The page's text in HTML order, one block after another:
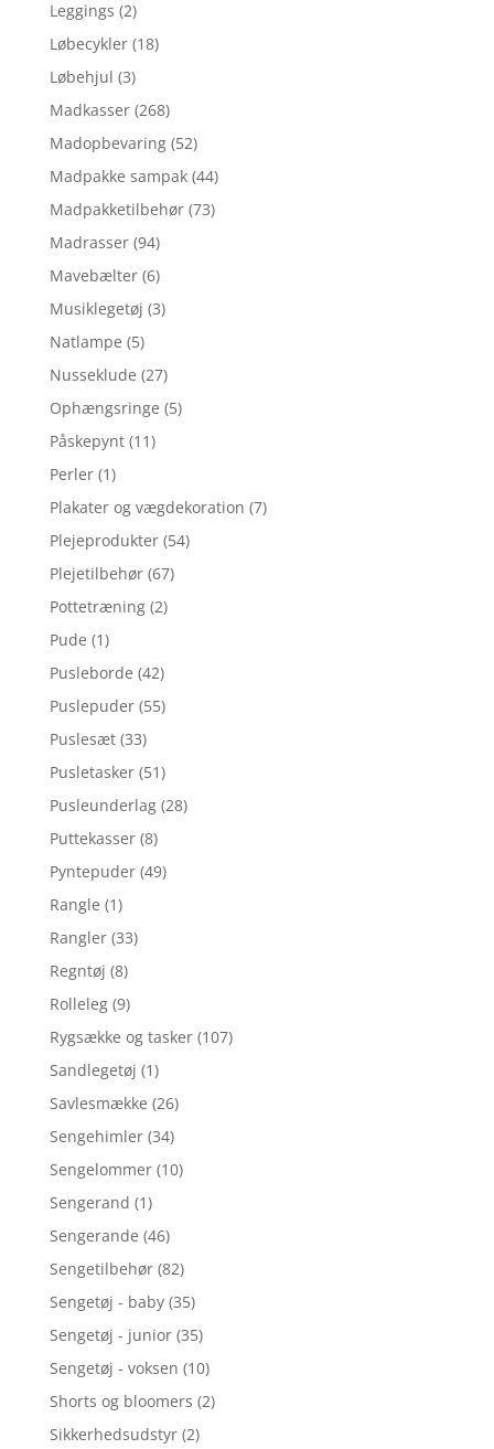
Leggings (2)
Løbecykler (18)
Løbehjul (3)
Madkasser (268)
Madopbevaring (52)
Madpakke sampak (44)
Madpakketilbehør (73)
Madrasser (94)
Mavebælter (6)
Musiklegetøj (3)
Natlampe (5)
Nusseklude (27)
Ophængsringe (5)
Påskepynt (11)
Perler (1)
Plakater og vægdekoration (7)
Plejeprodukter (54)
Plejetilbehør (67)
Pottetræning (2)
Pude (1)
Pusleborde (42)
Puslepuder (55)
Puslesæt (33)
Pusletasker (51)
Pusleunderlag (28)
Puttekasser (8)
Pyntepuder (49)
Rangle (1)
Rangler (33)
Regntøj (8)
Rolleleg (9)
Rygsække og tasker (107)
Sandlegetøj (1)
Savlesmække (26)
Sengehimler (34)
Sengelommer (10)
Sengerand (1)
Sengerande (46)
Sengetilbehør (82)
Sengetøj - baby (35)
Sengetøj - junior (35)
Sengetøj - voksen (10)
Shorts og bloomers (2)
Sikkerhedsudstyr (2)